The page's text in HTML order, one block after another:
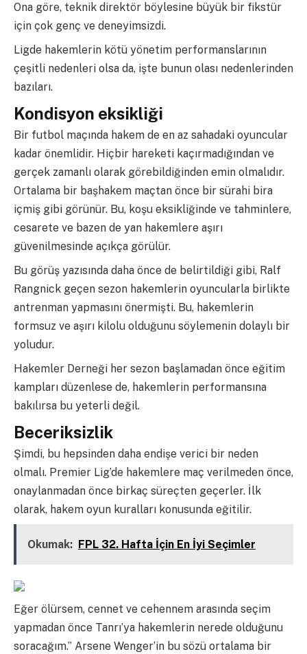
Ona göre, teknik direktör böylesine büyük bir fikstür
için çok genç ve deneyimsizdi.
Ligde hakemlerin kötü yönetim performanslarının
çeşitli nedenleri olsa da, işte bunun olası nedenlerinden
bazıları.
Kondisyon eksikliği
Bir futbol maçında hakem de en az sahadaki oyuncular
kadar önemlidir. Hiçbir hareketi kaçırmadığından ve
gerçek zamanlı olarak görebildiğinden emin olmalıdır.
Ortalama bir başhakem maçtan önce bir sürahi bira
içmiş gibi görünür. Bu, koşu eksikliğinde ve tahminlere,
cesarete ve bazen de yan hakemlere aşırı
güvenilmesinde açıkça görülür.
Bu görüş yazısında daha önce de belirtildiği gibi, Ralf
Rangnick geçen sezon hakemlerin oyuncularla birlikte
antrenman yapmasını önermişti. Bu, hakemlerin
formsuz ve aşırı kilolu olduğunu söylemenin dolaylı bir
yoludur.
Hakemler Derneği her sezon başlamadan önce eğitim
kampları düzenlese de, hakemlerin performansına
bakılırsa bu yeterli değil.
Beceriksizlik
Şimdi, bu hepsinden daha endişe verici bir neden
olmalı. Premier Lig’de hakemlere maç verilmeden önce,
onaylanmadan önce birkaç süreçten geçerler. İlk
olarak, hakem oyun kuralları konusunda eğitilir.
Okumak: FPL 32. Hafta İçin En İyi Seçimler
Eğer ölürsem, cennet ve cehennem arasında seçim
yapmadan önce Tanrı’ya hakemlerin nerede olduğunu
soracağım.” Arsene Wenger’in bu sözü ortalama bir